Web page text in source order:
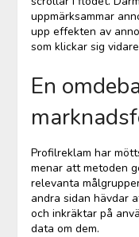
uppmärksammar
upp effekten av
som klickar sig
En
Profilreklam har
menar att metoden
relevanta
andra sidan hävdar
och inkräktar på
data om dem.